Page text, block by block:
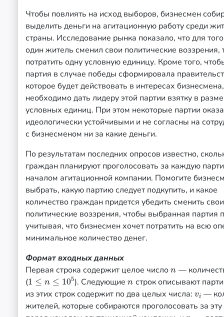
Чтобы повлиять на исход выборов, бизнесмен
выделить деньги на агитационную работу среди
страны. Исследование рынка показало, что для
один житель сменил свои политические воззрения,
потратить одну условную единицу. Кроме того,
партия в случае победы сформировала
которое будет действовать в интересах бизнесмена,
необходимо дать лидеру этой партии взятку в
условных единиц. При этом некоторые партии
идеологически устойчивыми и не согласны на
с бизнесменом ни за какие деньги.
По результатам последних опросов известно,
граждан планируют проголосовать за каждую
началом агитационной компании. Помогите
выбрать, какую партию следует подкупить, и какое
количество граждан придется убедить сменить свои
политические воззрения, чтобы выбранная партия
учитывая, что бизнесмен хочет потратить на всю
минимальное количество денег.
Формат входных данных
Первая строка содержит целое число n
n —
(1 ≤ n ≤ 105
1 ≤n ≤105 ). Следующие n
n строк описывают
из этих строк содержит по два целых числа: vi
vi —
жителей, которые собираются проголосовать за